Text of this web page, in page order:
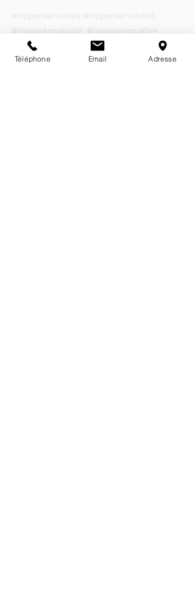
#hypersensibles #hypersensibilité
#hyperémotivité #hyperempathie
#fatigabilitépsychologique
Téléphone Email Adresse